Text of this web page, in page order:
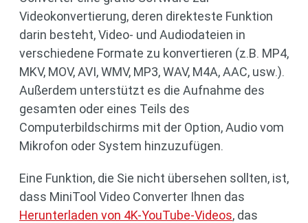
Videokonvertierung, deren direkteste Funktion
darin besteht, Video- und Audiodateien in
verschiedene Formate zu konvertieren (z.B. MP4,
MKV, MOV, AVI, WMV, MP3, WAV, M4A, AAC, usw.).
Außerdem unterstützt es die Aufnahme des
gesamten oder eines Teils des
Computerbildschirms mit der Option, Audio vom
Mikrofon oder System hinzuzufügen.
Eine Funktion, die Sie nicht übersehen sollten, ist,
dass MiniTool Video Converter Ihnen das
Herunterladen von 4K-YouTube-Videos, das